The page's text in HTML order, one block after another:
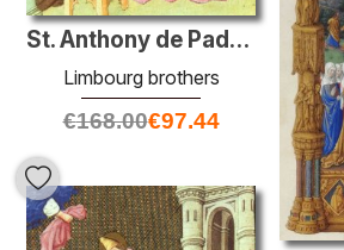
St. Anthony de Padoue stimulant une tempête
Limbourg brothers
€168.00€97.44